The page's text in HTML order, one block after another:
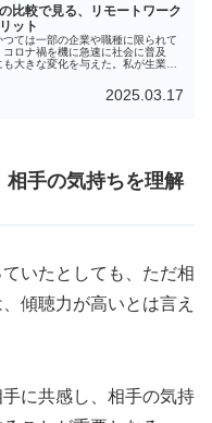
比較で見る、リモートワーク
ット
つては一部の企業や職種に限られて
ロナ禍を機に急速に社会に普及
大きな変化を与えた。私が生業と
2025.03.17
手の気持ちを理解
いたとしても、ただ相
傾聴力が高いとは言え
に共感し、相手の気持